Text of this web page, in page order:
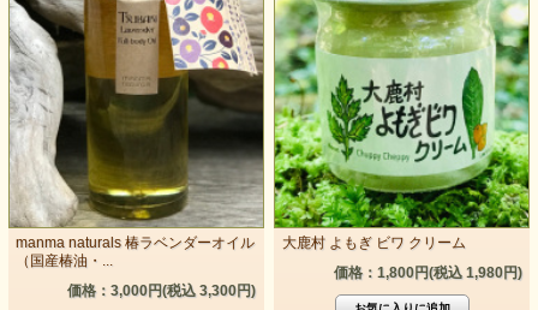
manma naturals 椿ラベンダーオイル
（国産椿油・...
価格：3,000円(税込 3,300円)
大鹿村 よもぎ ビワ クリーム
価格：1,800円(税込 1,980円)